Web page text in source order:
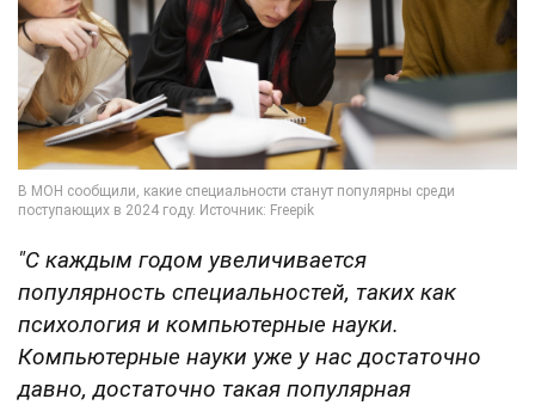
"С каждым годом увеличивается
популярность специальностей, таких как
психология и компьютерные науки.
Компьютерные науки уже у нас достаточно
давно, достаточно такая популярная